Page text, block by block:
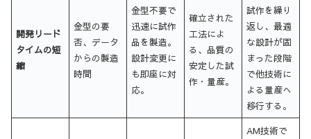
開発リード
タイムの短
縮
金型の要
否、データ
からの製造
時間
金型不要で
迅速に試作
品を製造。
設計変更に
も即座に対
応。
確立された
工法によ
る、品質の
安定した試
作・量産。
試作を繰り
返し、最適
な設計が固
まった段階
で他技術に
よる量産へ
移行する。
AM技術で